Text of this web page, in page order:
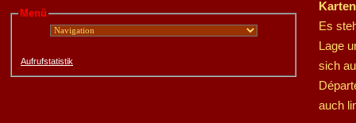
Menü
Aufrufstatistik
Es
Lage
sich
auch